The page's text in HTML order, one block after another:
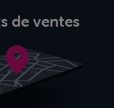
de ventes